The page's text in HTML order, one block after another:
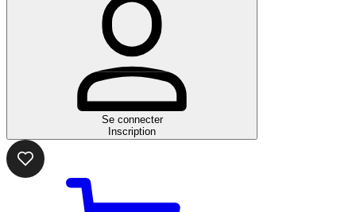
Se connecter
Inscription